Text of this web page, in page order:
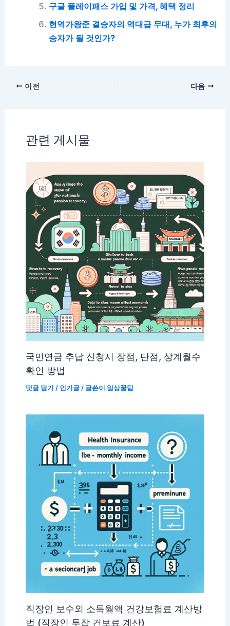
구글 플레이패스 가입 및 가격, 혜택 정리
현역가왕준 결승자의 역대급 무대, 누가 최후의
승자가 될 것인가?
이전 다음
관련 게시물
국민연금 추납 신청시 장점, 단점, 상계월수
확인 방법
댓글 달기 / 인기글/ 글쓴이 일상꿀팁
직장인 보수외 소득월액 건강보험료 계산방
법 (직장인 투잡 건보료 계산)